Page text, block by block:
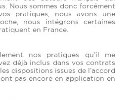
Nous sommes donc forcément
pratiques, nous avons une
nous intégrons certaines
en France.
nos pratiques qu’il me
déjà inclus dans vos contrats
dispositions issues de l’accord
pas encore en application en